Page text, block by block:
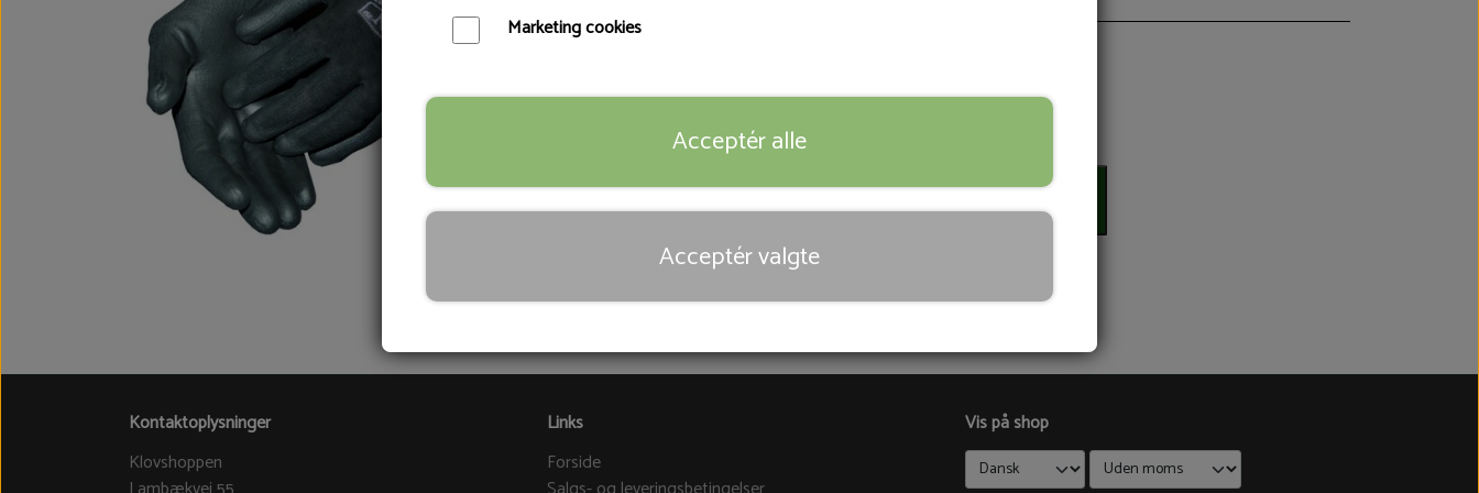
− + Tilføj til kurv
Kontaktoplysninger
Klovshoppen
Links
Forside
Vis på shop
Marketing cookies
Acceptér alle
Acceptér valgte